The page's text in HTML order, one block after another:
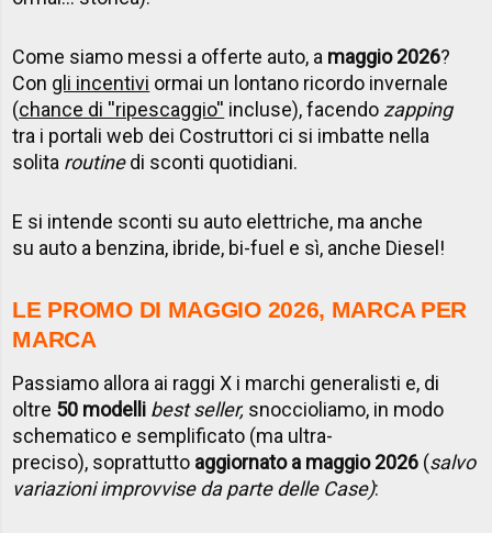
Come siamo messi a offerte auto, a maggio 2026?
Con gli incentivi ormai un lontano ricordo invernale
(chance di ''ripescaggio'' incluse), facendo zapping
tra i portali web dei Costruttori ci si imbatte nella
solita routinedi sconti quotidiani.
E si intende sconti su auto elettriche, ma anche
su auto a benzina, ibride, bi-fuel e sì, anche Diesel!
LE PROMO DI MAGGIO 2026, MARCA PER
MARCA
Passiamo allora ai raggi X i marchi generalisti e, di
oltre 50 modelli best seller, snoccioliamo, in modo
schematico e semplificato (ma ultra-
preciso), soprattutto aggiornato a maggio 2026 (salvo
variazioni improvvise da parte delle Case):